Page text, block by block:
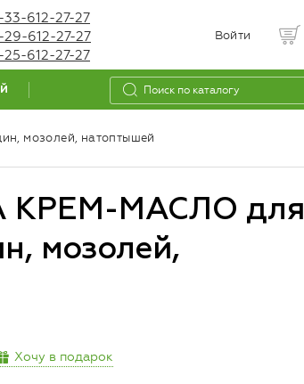
33-612-27-27
29-612-27-27
25-612-27-27
Войти
мозолей, натоптышей
КРЕМ-МАСЛО для
мозолей,
Хочу в подарок